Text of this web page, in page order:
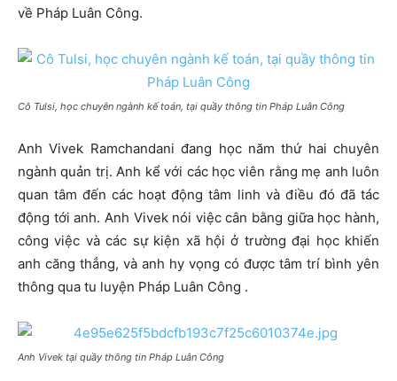
về Pháp Luân Công.
Cô Tulsi, học chuyên ngành kế toán, tại quầy thông tin Pháp Luân Công
Anh Vivek Ramchandani đang học năm thứ hai chuyên
ngành quản trị. Anh kể với các học viên rằng mẹ anh luôn
quan tâm đến các hoạt động tâm linh và điều đó đã tác
động tới anh. Anh Vivek nói việc cân bằng giữa học hành,
công việc và các sự kiện xã hội ở trường đại học khiến
anh căng thẳng, và anh hy vọng có được tâm trí bình yên
thông qua tu luyện Pháp Luân Công .
Anh Vivek tại quầy thông tin Pháp Luân Công